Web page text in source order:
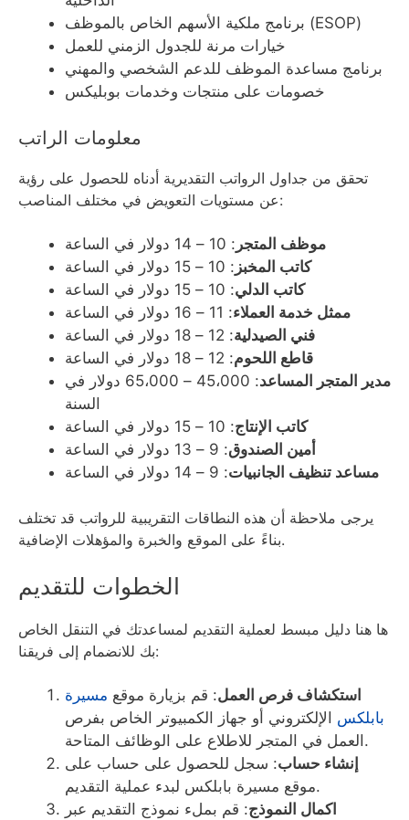
برنامج ملكية الأسهم الخاص بالموظف (ESOP)
خيارات مرنة للجدول الزمني للعمل
برنامج مساعدة الموظف للدعم الشخصي والمهني
خصومات على منتجات وخدمات بوبليكس
معلومات الراتب
تحقق من جداول الرواتب التقديرية أدناه للحصول على رؤية
عن مستويات التعويض في مختلف المناصب:
موظف المتجر : 10 – 14 دولار في الساعة
كاتب المخبز : 10 – 15 دولار في الساعة
كاتب الدلي: 10 – 15 دولار في الساعة
ممثل خدمة العملاء: 11 – 16 دولار في الساعة
فني الصيدلية: 12 – 18 دولار في الساعة
قاطع اللحوم: 12 – 18 دولار في الساعة
مدير المتجر المساعد
: 45،000 – 65،000 دولار في
السنة
كاتب الإنتاج: 10 – 15 دولار في الساعة
أمين الصندوق: 9 – 13 دولار في الساعة
مساعد تنظيف الجانبيات: 9 – 14 دولار في الساعة
يرجى ملاحظة أن هذه النطاقات التقريبية للرواتب قد تختلف
بناءً على الموقع والخبرة والمؤهلات الإضافية.
الخطوات للتقديم
ها هنا دليل مبسط لعملية التقديم لمساعدتك في التنقل الخاص
بك للانضمام إلى فريقنا:
استكشاف فرص العمل: قم بزيارة موقع مسيرة
بابلكس الإلكتروني أو جهاز الكمبيوتر الخاص بفرص
العمل في المتجر للاطلاع على الوظائف المتاحة.
إنشاء حساب‏: سجل للحصول على حساب على
موقع مسيرة بابلكس لبدء عملية التقديم.
اكمال النموذج‏: قم بملء نموذج التقديم عبر